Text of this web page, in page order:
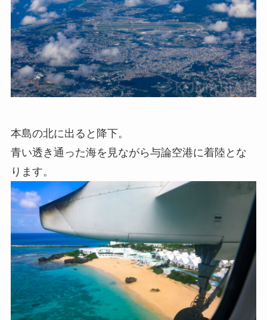
本島の北に出ると降下。
青い透き通った海を見ながら与論空港に着陸とな
ります。